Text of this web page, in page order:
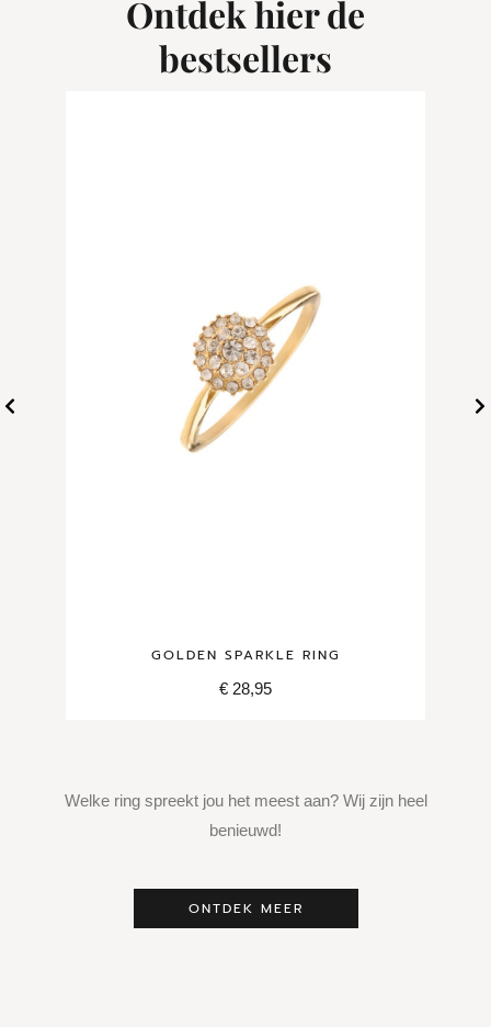
Ontdek hier de
bestsellers
GOLDEN SPARKLE RING
€ 28,95
Welke ring spreekt jou het meest aan? Wij zijn heel
benieuwd!
ONTDEK MEER